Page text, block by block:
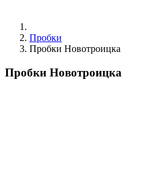
Пробки
Пробки Новотроицка
Пробки Новотроицка